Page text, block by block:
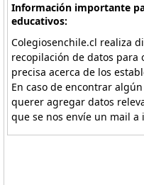
Información importante
educativos:
Colegiosenchile.cl realiza
recopilación de datos para
precisa acerca de los
En caso de encontrar
querer agregar datos
que se nos envíe un mail a